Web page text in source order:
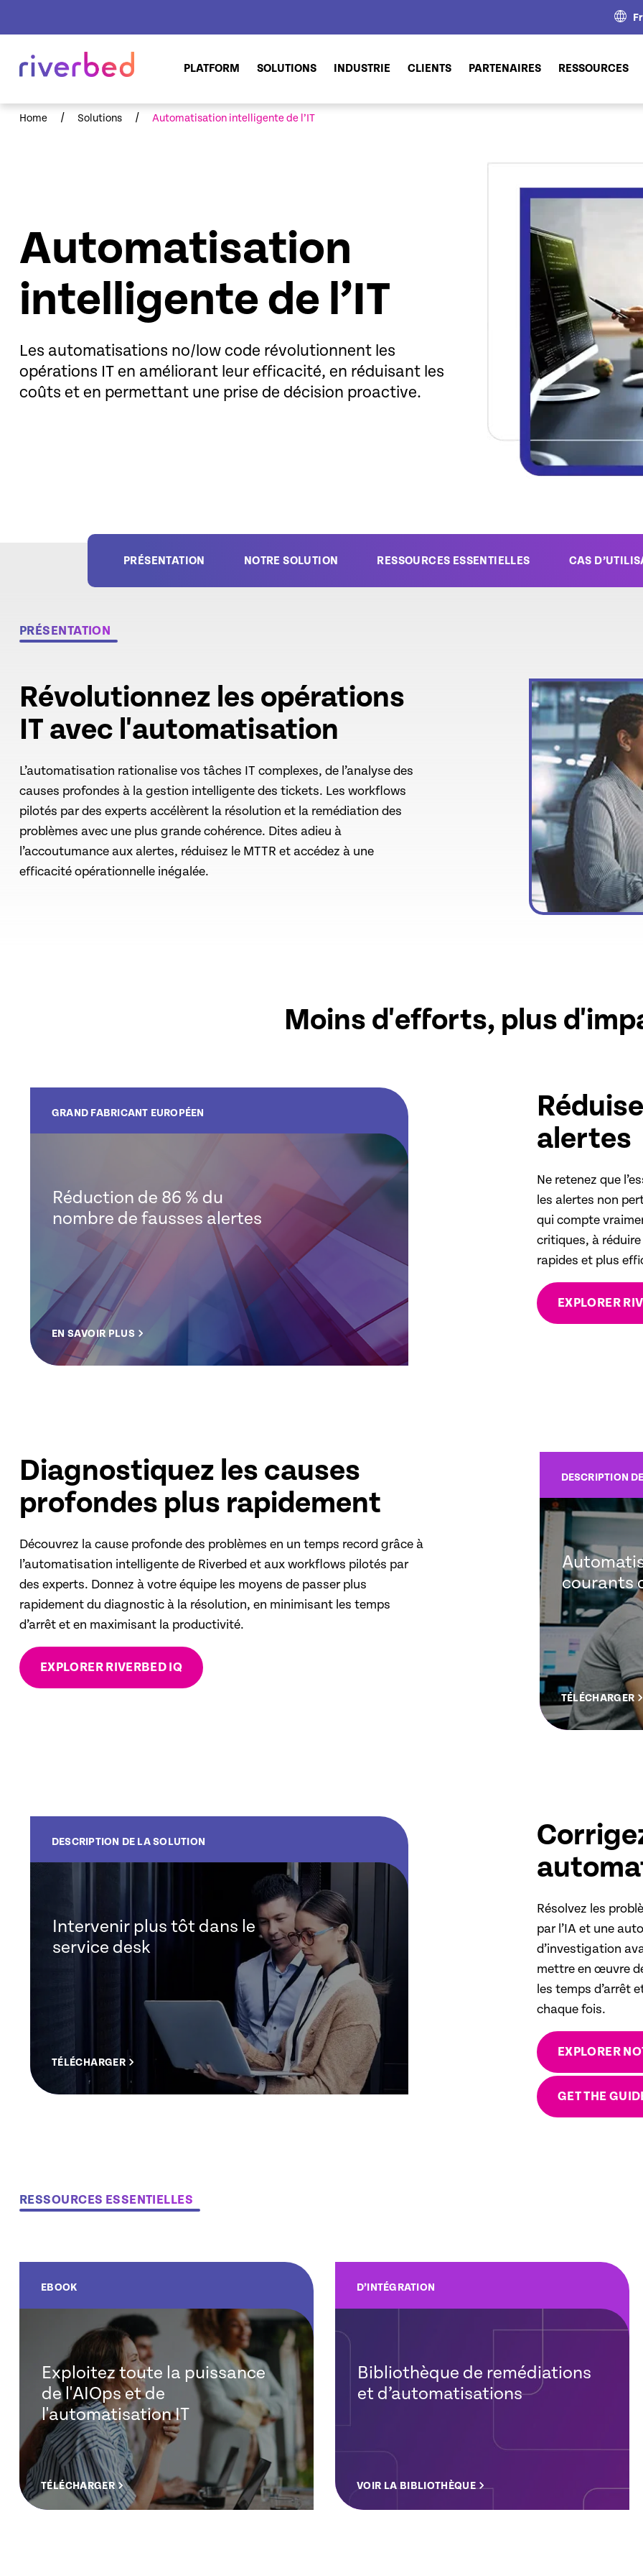
PLATFORM SOLUTIONS INDUSTRIE CLIENTS PARTENAIRES RESSOURCES
Home / Solutions / Automatisation intelligente de l’IT
Automatisation
intelligente de l’IT
Les automatisations no/low code révolutionnent les
opérations IT en améliorant leur efficacité, en réduisant les
coûts et en permettant une prise de décision proactive.
PRÉSENTATION NOTRE SOLUTION RESSOURCES ESSENTIELLES CAS
PRÉSENTATION
Révolutionnez les opérations
IT avec l'automatisation
L’automatisation rationalise vos tâches IT complexes, de l’analyse des
causes profondes à la gestion intelligente des tickets. Les workflows
pilotés par des experts accélèrent la résolution et la remédiation des
problèmes avec une plus grande cohérence. Dites adieu à
l’accoutumance aux alertes, réduisez le MTTR et accédez à une
efficacité opérationnelle inégalée.
Moins d'efforts, plus
alertes
Ne retenez que
les alertes non
qui compte
critiques, à
rapides et plus
EXPLORER
GRAND FABRICANT EUROPÉEN
Réduction de 86 % du
nombre de fausses alertes
EN SAVOIR PLUS
Diagnostiquez les causes
profondes plus rapidement
Découvrez la cause profonde des problèmes en un temps record grâce à
l’automatisation intelligente de Riverbed et aux workflows pilotés par
des experts. Donnez à votre équipe les moyens de passer plus
rapidement du diagnostic à la résolution, en minimisant les temps
d’arrêt et en maximisant la productivité.
EXPLORER RIVERBED IQ
DESCRIPTION
courants
TÉLÉCHARGER
Résolvez les
par l’IA et une
d’investigation
mettre en œuvre
les temps d’arrêt
chaque fois.
EXPLORER
GET THE
DESCRIPTION DE LA SOLUTION
Intervenir plus tôt dans le
service desk
TÉLÉCHARGER
RESSOURCES ESSENTIELLES
EBOOK
Exploitez toute la puissance
de l'AIOps et de
l'automatisation IT
TÉLÉCHARGER
D’INTÉGRATION
Bibliothèque de remédiations
et d’automatisations
VOIR LA BIBLIOTHÈQUE